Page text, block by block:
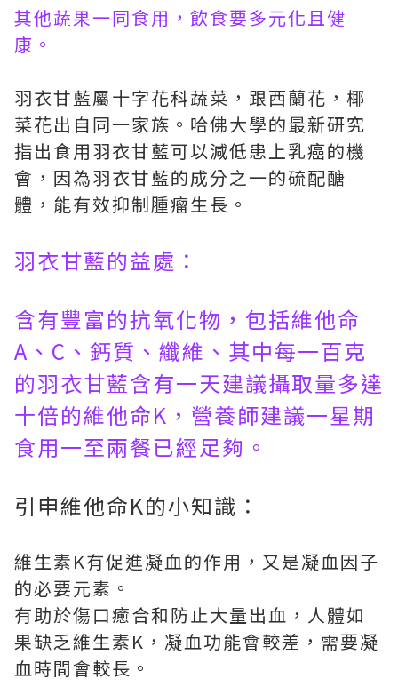
其他蔬果一同食用，飲食要多元化且健
康。
羽衣甘藍屬十字花科蔬菜，跟西蘭花，椰
菜花出自同一家族。哈佛大學的最新研究
指出食用羽衣甘藍可以減低患上乳癌的機
會，因為羽衣甘藍的成分之一的硫配醣
體，能有效抑制腫瘤生長。
羽衣甘藍的益處：
含有豐富的抗氧化物，包括維他命
A、C、鈣質、纖維、其中每一百克
的羽衣甘藍含有一天建議攝取量多達
十倍的維他命K，營養師建議一星期
食用一至兩餐已經足夠。
引申維他命K的小知識：
維生素K有促進凝血的作用，又是凝血因子
的必要元素。
有助於傷口癒合和防止大量出血，人體如
果缺乏維生素K，凝血功能會較差，需要凝
血時間會較長。